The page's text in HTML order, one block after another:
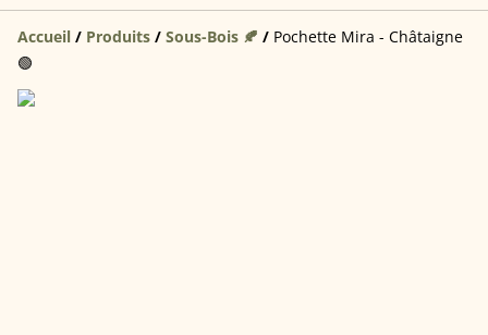
Accueil / Produits / Sous-Bois 🍂 / Pochette Mira - Châtaigne
🟢